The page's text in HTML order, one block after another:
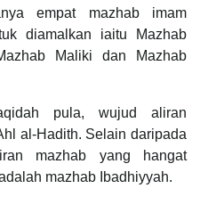
empat mazhab imam
diamalkan iaitu Mazhab
Maliki dan Mazhab
pula, wujud aliran
al-Hadith. Selain daripada
mazhab yang hangat
mazhab Ibadhiyyah.